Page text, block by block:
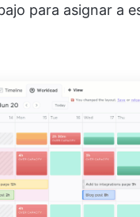
para asignar a